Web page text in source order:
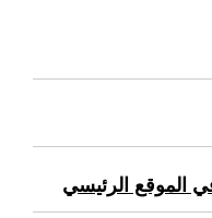
الموقع الرئيسي